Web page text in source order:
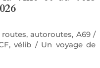
autoroutes, A69 /
vélib / Un voyage de